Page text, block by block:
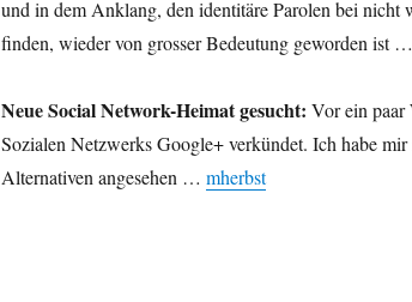
und in dem Anklang, den identitäre Parolen bei nicht
finden, wieder von grosser Bedeutung geworden ist …
Neue Social Network-Heimat gesucht: Vor ein paar
Sozialen Netzwerks Google+ verkündet. Ich habe
Alternativen angesehen … mherbst